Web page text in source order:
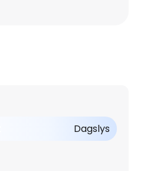
Dagslys